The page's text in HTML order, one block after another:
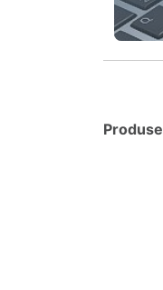
Produse